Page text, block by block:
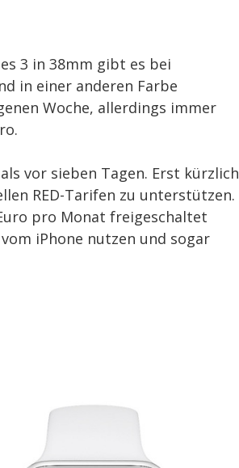
3 in 38mm gibt es bei
in einer anderen Farbe
Woche, allerdings immer
vor sieben Tagen. Erst kürzlich
RED-Tarifen zu unterstützen.
pro Monat freigeschaltet
iPhone nutzen und sogar